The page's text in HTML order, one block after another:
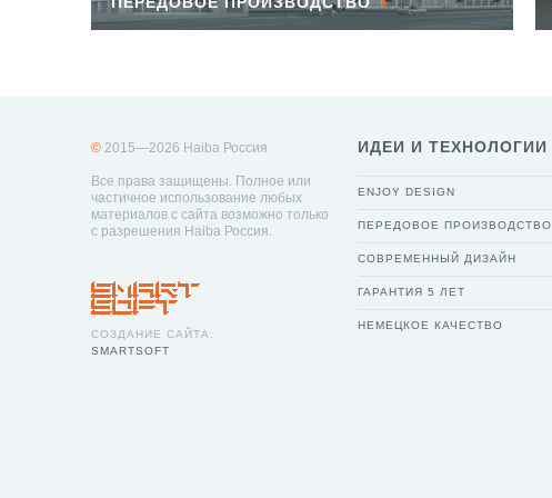
© 2015—2026 Haiba Россия
Все права защищены. Полное или
частичное использование любых
материалов с сайта возможно только
с разрешения Haiba Россия.
СОЗДАНИЕ САЙТА:
SMARTSOFT
ИДЕИ И ТЕХНОЛОГИИ
ENJOY DESIGN
ПЕРЕДОВОЕ ПРОИЗВОДСТВО
СОВРЕМЕННЫЙ ДИЗАЙН
ГАРАНТИЯ 5 ЛЕТ
НЕМЕЦКОЕ КАЧЕСТВО